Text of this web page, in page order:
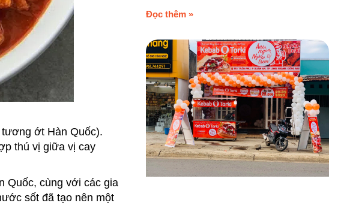
ớt Hàn Quốc).
thú vị giữa vị cay
Quốc, cùng với các gia
sốt đã tạo nên một
Đọc thêm »